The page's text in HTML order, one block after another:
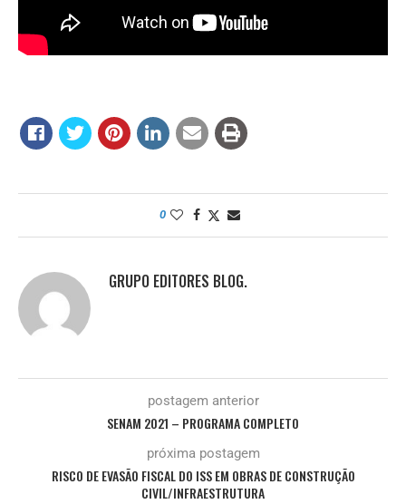
0
GRUPO EDITORES BLOG.
postagem anterior
SENAM 2021 – PROGRAMA COMPLETO
próxima postagem
RISCO DE EVASÃO FISCAL DO ISS EM OBRAS DE CONSTRUÇÃO
CIVIL/INFRAESTRUTURA